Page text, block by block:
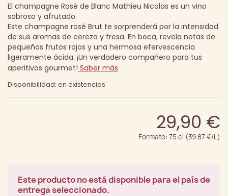
El champagne Rosé de Blanc Mathieu Nicolas es un vino
sabroso y afrutado.
Este champagne rosé Brut te sorprenderá por la intensidad
de sus aromas de cereza y fresa. En boca, revela notas de
pequeños frutos rojos y una hermosa efervescencia
ligeramente ácida. ¡Un verdadero compañero para tus
aperitivos gourmet! Saber más
Disponibilidad: en existencias
29,90 €
Formato: 75 cl (39.87 €/L)
Este producto no está disponible para el país de
entrega seleccionado.